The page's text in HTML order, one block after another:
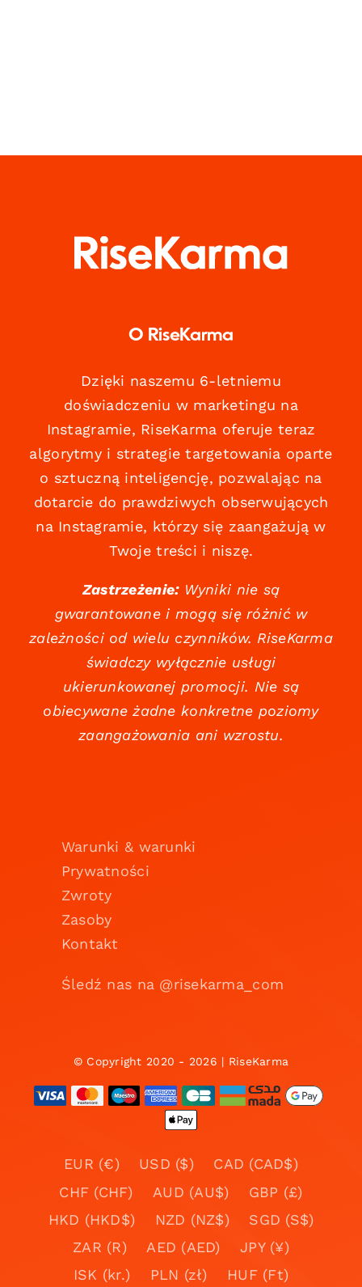
O RiseKarma
Dzięki naszemu 6-letniemu
doświadczeniu w marketingu na
Instagramie, RiseKarma oferuje teraz
algorytmy i strategie targetowania oparte
o sztuczną inteligencję, pozwalając na
dotarcie do prawdziwych obserwujących
na Instagramie, którzy się zaangażują w
Twoje treści i niszę.
Zastrzeżenie:Wyniki nie są
gwarantowane i mogą się różnić w
zależności od wielu czynników. RiseKarma
świadczy wyłącznie usługi
ukierunkowanej promocji. Nie są
obiecywane żadne konkretne poziomy
zaangażowania ani wzrostu.
Warunki & warunki
Prywatności
Zwroty
Zasoby
Kontakt
Śledź nas na @risekarma_com
© Copyright 2020 - 2026 | RiseKarma
EUR (€) USD ($)
CAD (CAD$)
CHF (CHF)
AUD (AU$)
GBP (£)
HKD (HKD$)
NZD (NZ$)
SGD (S$)
ZAR (R)
AED (AED)
JPY (¥)
ISK (kr.)
PLN (zł)
HUF (Ft)